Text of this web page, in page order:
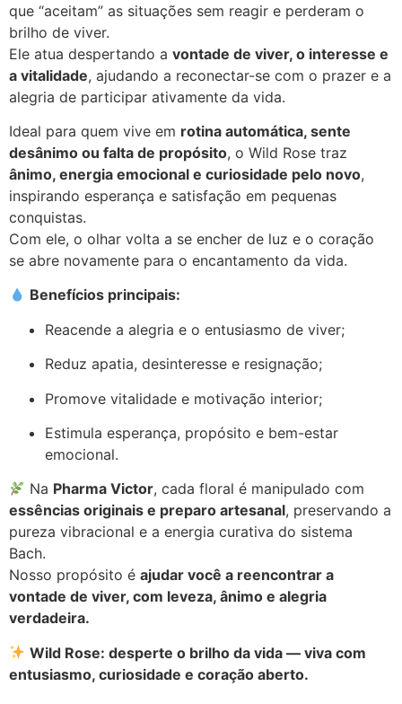
que “aceitam” as situações sem reagir e perderam o
brilho de viver.
Ele atua despertando a vontade de viver, o interesse e
a vitalidade, ajudando a reconectar-se com o prazer e a
alegria de participar ativamente da vida.
Ideal para quem vive em rotina automática, sente
desânimo ou falta de propósito, o Wild Rose traz
ânimo, energia emocional e curiosidade pelo novo,
inspirando esperança e satisfação em pequenas
conquistas.
Com ele, o olhar volta a se encher de luz e o coração
se abre novamente para o encantamento da vida.
Benefícios principais:
Reacende a alegria e o entusiasmo de viver;
Reduz apatia, desinteresse e resignação;
Promove vitalidade e motivação interior;
Estimula esperança, propósito e bem-estar
emocional.
Na Pharma Victor, cada floral é manipulado com
essências originais e preparo artesanal, preservando a
pureza vibracional e a energia curativa do sistema
Bach.
Nosso propósito é ajudar você a reencontrar a
vontade de viver, com leveza, ânimo e alegria
verdadeira.
Wild Rose: desperte o brilho da vida — viva com
entusiasmo, curiosidade e coração aberto.